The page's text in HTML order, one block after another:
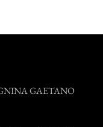
GAETANO